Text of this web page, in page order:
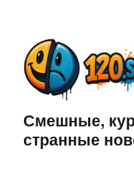
Смешные,
странные